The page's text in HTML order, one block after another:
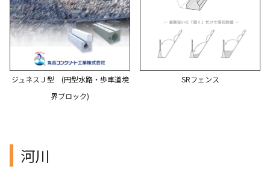
ジュネスＪ型 (円型水路・歩車道境
界ブロック)
SRフェンス
河川